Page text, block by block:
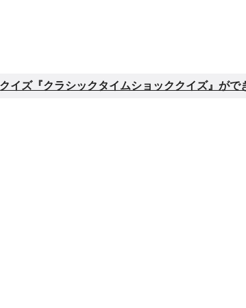
イズ『クラシックタイムショッククイズ』がで